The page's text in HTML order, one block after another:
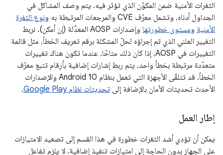
الثغرات الأمنية ضمن المكوّن الذي تؤثر فيه. يتم وصف المشاكل في
الجداول أدناه، وتشمل معرّف CVE والمرجعات المرتبطة به و
نوع الثغرة
الأمنية ومستوى خطورتها
وإصدارات AOSP المعدَّلة (إن أمكن). نربط
التغيير العلني الذي تم إجراؤه لحلّ المشكلة برقم تعريف الخطأ، مثل قائمة
التغييرات في AOSP، إذا كان ذلك متاحًا. عندما تكون هناك تغييرات
متعدّدة مرتبطة بخطأ واحد، يتم ربط إشارات إضافية بأرقام تتبع معرّف
الخطأ. قد تتلقّى الأجهزة التي تعمل بنظام Android 10 والإصدارات
الأحدث تحديثات الأمان بالإضافة إلى تحديثات نظام Google Play .
إطار العمل
يمكن أن تؤدي أشد الثغرات خطورة في هذا القسم إلى تصعيد الامتيازات
على الجهاز بدون الحاجة إلى امتيازات تنفيذ إضافية. لا يلزم تفاعل